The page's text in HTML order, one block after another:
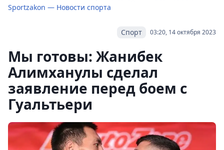
Sportzakon — Новости спорта
03:20, 14 октября 2023
Спорт
Мы готовы: Жанибек
Алимханулы сделал
заявление перед боем с
Гуальтьери